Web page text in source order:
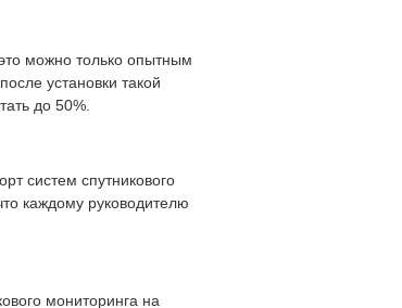
можно только опытным
установки такой
до 50%.
систем спутникового
каждому руководителю
мониторинга на